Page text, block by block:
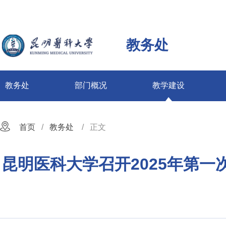
教务处
教务处 部门概况 教学建设
首页 教务处 正文
昆明医科大学召开2025年第一